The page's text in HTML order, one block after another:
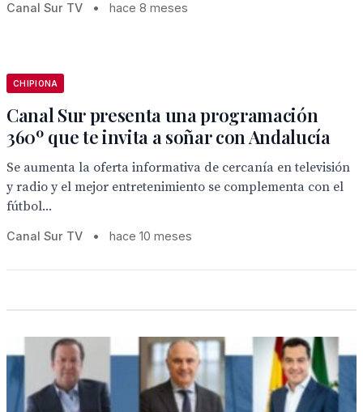
Canal Sur TV • hace 8 meses
CHIPIONA
Canal Sur presenta una programación
360º que te invita a soñar con Andalucía
Se aumenta la oferta informativa de cercanía en televisión
y radio y el mejor entretenimiento se complementa con el
fútbol...
Canal Sur TV • hace 10 meses